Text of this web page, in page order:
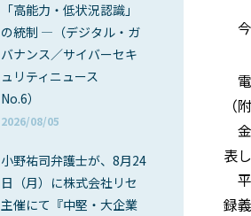
「高能力・低状況認識」
の統制 ―（デジタル・ガ
バナンス／サイバーセキ
ュリティニュース
No.6）
2026/08/05
小野祐司弁護士が、8月24
日（月）に株式会社リセ
主催にて『中堅・大企業
（
表
録